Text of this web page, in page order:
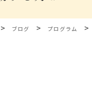
> ブログ > プログラム >